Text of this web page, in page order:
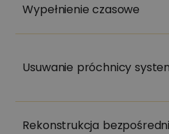
Wypełnienie czasowe
Usuwanie próchnicy
Rekonstrukcja